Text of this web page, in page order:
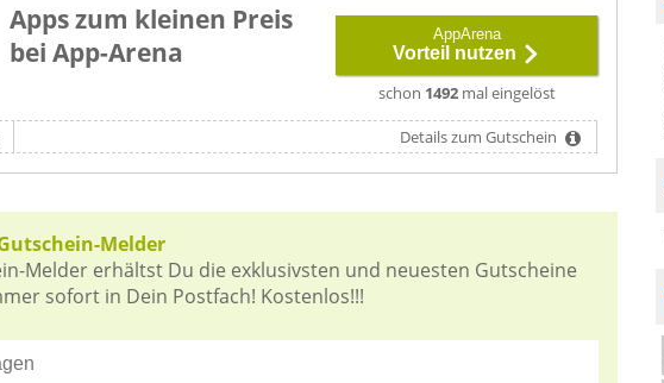
Apps zum kleinen Preis
bei App-Arena
AppArena
Vorteil nutzen
schon 1492mal eingelöst
Details zum Gutschein
Melder
Melder erhältst Du die exklusivsten und neuesten Gutscheine
sofort in Dein Postfach! Kostenlos!!!